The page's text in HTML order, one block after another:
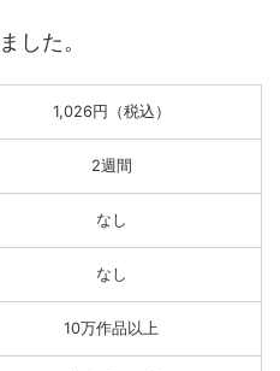
した。
1,026円（税込）
2週間
なし
なし
10万作品以上